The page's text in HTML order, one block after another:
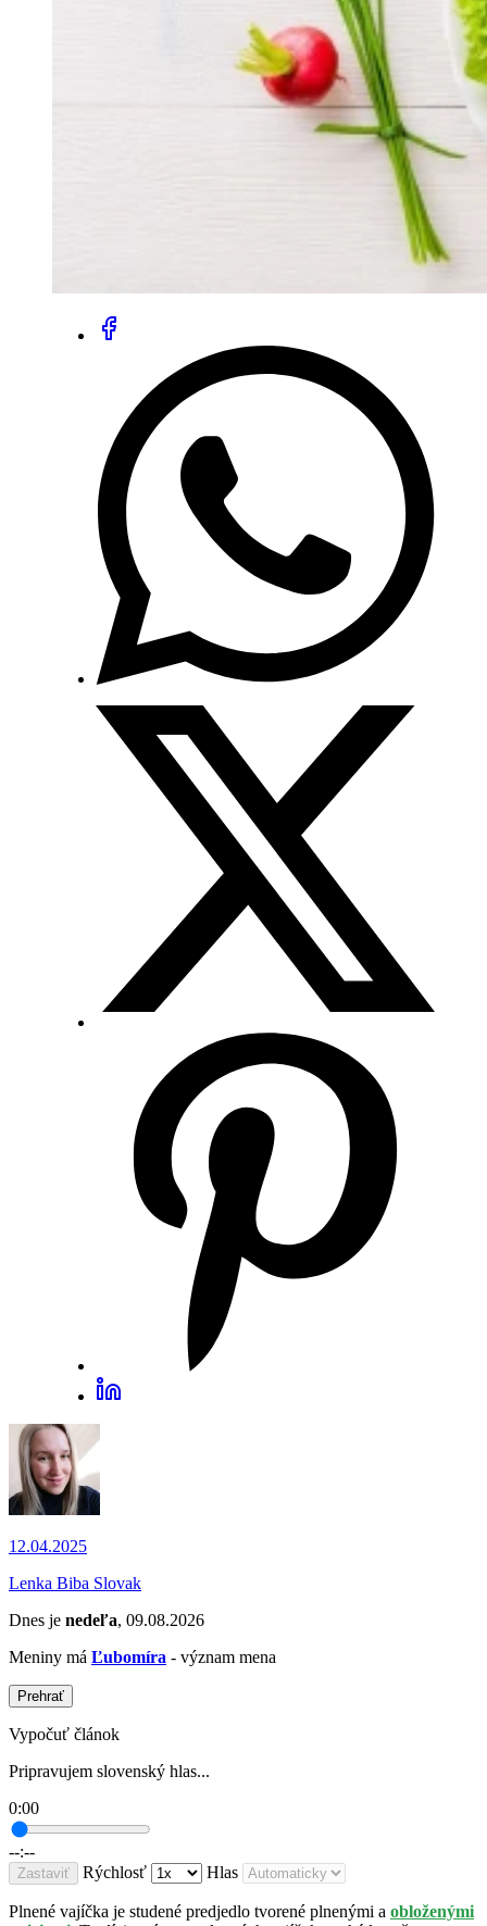
12.04.2025
Lenka Biba Slovak
Dnes je nedeľa, 09.08.2026
Meniny má Ľubomíra - význam mena
Prehrať
Vypočuť článok
Pripravujem slovenský hlas...
0:00
--:--
Zastaviť Rýchlosť Hlas
Plnené vajíčka je studené predjedlo tvorené plnenými a obloženými